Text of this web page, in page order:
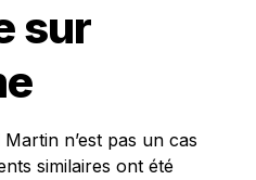
sur
n’est pas un cas
similaires ont été